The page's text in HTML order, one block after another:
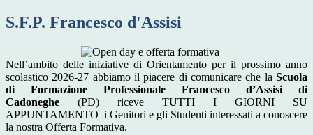
S.F.P. Francesco d'Assisi
Nell’ambito delle iniziative di Orientamento per il prossimo anno
scolastico 2026-27 abbiamo il piacere di comunicare che la Scuola
di Formazione Professionale Francesco d’Assisi di
Cadoneghe (PD) riceve TUTTI I GIORNI SU
APPUNTAMENTO i Genitori e gli Studenti interessati a conoscere
la nostra Offerta Formativa.